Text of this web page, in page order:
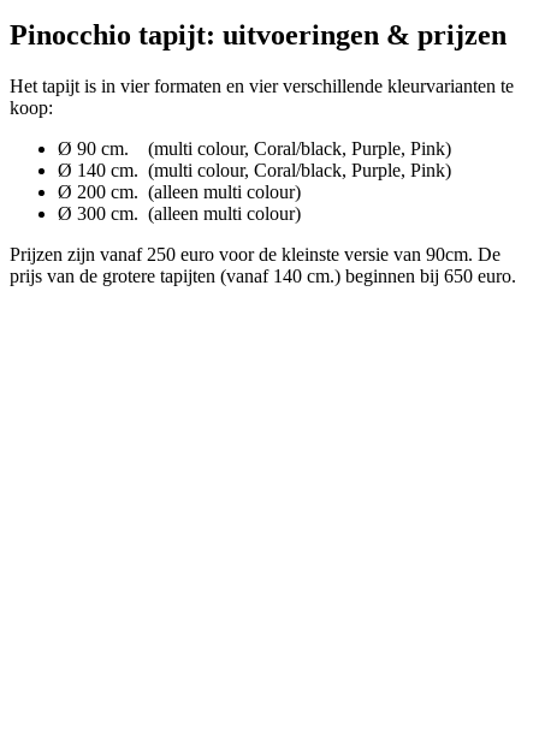
Pinocchio tapijt: uitvoeringen & prijzen
Het tapijt is in vier formaten en vier verschillende kleurvarianten te
koop:
Ø 90 cm. (multi colour, Coral/black, Purple, Pink)
Ø 140 cm. (multi colour, Coral/black, Purple, Pink)
Ø 200 cm. (alleen multi colour)
Ø 300 cm. (alleen multi colour)
Prijzen zijn vanaf 250 euro voor de kleinste versie van 90cm. De
prijs van de grotere tapijten (vanaf 140 cm.) beginnen bij 650 euro.